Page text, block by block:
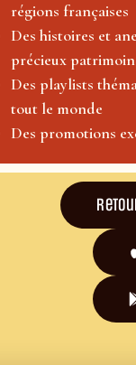
régions françaises
Des histoires et
précieux
Des playlists
tout le monde
Des promotions